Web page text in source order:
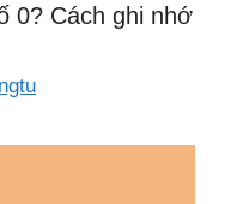
0? Cách ghi nhớ